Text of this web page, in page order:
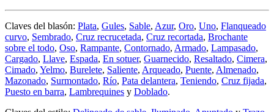
Claves del blasón: Plata, Gules, Sable, Azur, Oro, Uno, Flanqueado
curvo, Sembrado, Cruz recrucetada, Cruz recortada, Brochante
sobre el todo, Oso, Rampante, Contornado, Armado, Lampasado,
Cargado, Llave, Espada, En sotuer, Guarnecido, Resaltado, Cimera,
Cimado, Yelmo, Burelete, Saliente, Arqueado, Puente, Almenado,
Mazonado, Surmontado, Río, Pata delantera, Teniendo, Cruz fijada,
Puesto en barra, Lambrequines y Doblado.